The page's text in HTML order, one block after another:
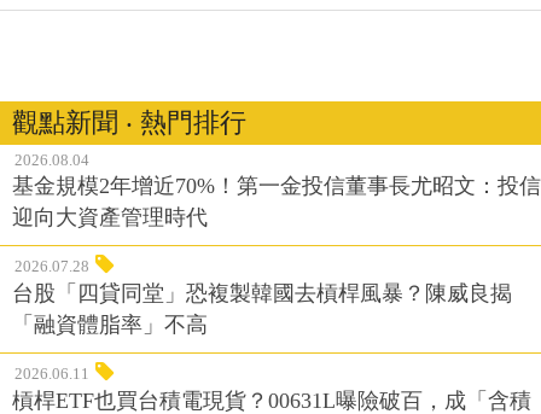
觀點新聞 ‧ 熱門排行
2026.08.04
基金規模2年增近70%！第一金投信董事長尤昭文：投信
迎向大資產管理時代
2026.07.28
台股「四貸同堂」恐複製韓國去槓桿風暴？陳威良揭
「融資體脂率」不高
2026.06.11
槓桿ETF也買台積電現貨？00631L曝險破百，成「含積